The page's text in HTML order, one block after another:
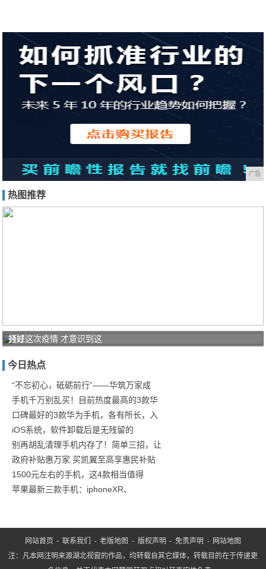
广告
热图推荐
打好
防疫
保卫
战！
商汤
通过这次疫情 才意识到这
今日热点
“不忘初心，砥砺前行”——华筑万家成
手机千万别乱买！目前热度最高的3款华
口碑最好的3款华为手机，各有所长，入
iOS系统，软件卸载后是无残留的
别再胡乱清理手机内存了！简单三招，让
政府补贴惠万家 买凯翼至高享惠民补贴
1500元左右的手机，这4款相当值得
苹果最新三款手机：iphoneXR、
网站首页 - 联系我们 -老版地图 - 版权声明 -免责声明 - 网站地图
注：凡本网注明来源湖北视窗的作品，均转载自其它媒体，转载目的在于传递更